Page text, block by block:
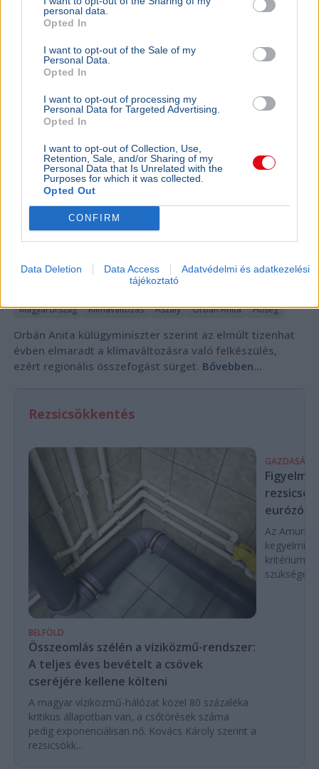
personal data.
Opted In
I want to opt-out of the Sale of my
Personal Data.
Opted In
I want to opt-out of processing my
Personal Data for Targeted Advertising.
Opted In
I want to opt-out of Collection, Use,
Retention, Sale, and/or Sharing of my
Personal Data that Is Unrelated with the
Purposes for which it was collected.
Opted Out
CONFIRM
Data Deletion Data Access
Adatvédelmi és adatkezelési
tájékoztató
Orbán Anita szerint súlyos hibát követett el
Magyarország Klímaváltozás Aszály Orbán Anita Hőség
Orbán Anita külügyminiszter szerint az elmúlt tizenhat
évben elmaradt a klímaváltozásra való felkészülés,
ezért regionális összefogást sürget. Bővebben...
Rezsicsökkentés
BELFÖLD
Összeomlás szélén a víziközmű-rendszer:
A teljes éves bevételt a csövek
cseréjére kellene költeni
A magyar víziközmű-hálózat közel 80 százaléka
kritikus állapotban van, a csőtörések száma
pedig exponenciálisan nő. Kovács Károly szerint a
rezsicsökk...
GAZDASÁG
Az Amundi
kegyelmi